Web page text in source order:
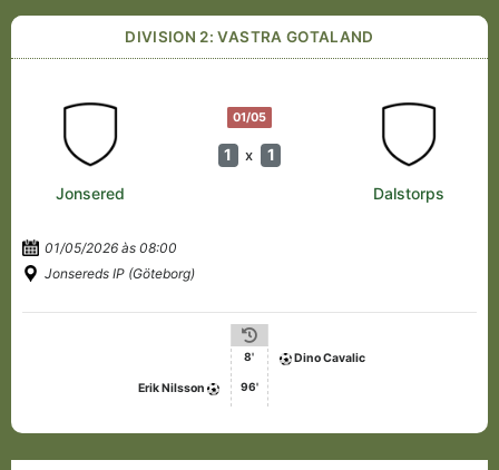
DIVISION 2: VASTRA GOTALAND
01/05
1 x 1
Jonsered Dalstorps
01/05/2026 às 08:00
Jonsereds IP (Göteborg)
8' Dino Cavalic
Erik Nilsson 96'